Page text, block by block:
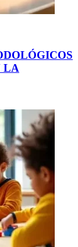
LA